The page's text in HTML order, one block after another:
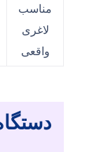
مناسب
لاغری
واقعی